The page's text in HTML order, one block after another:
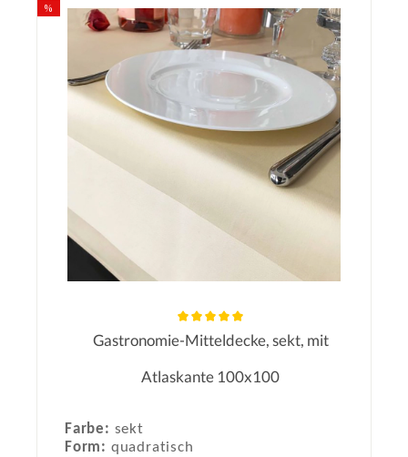
%
Durchschnittliche Bewertung von
Gastronomie-Mitteldecke, sekt, mit
Atlaskante 100x100
Farbe: sekt
Form: quadratisch